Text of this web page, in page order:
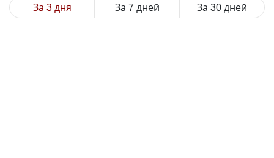
За 3 дня За 7 дней За 30 дней